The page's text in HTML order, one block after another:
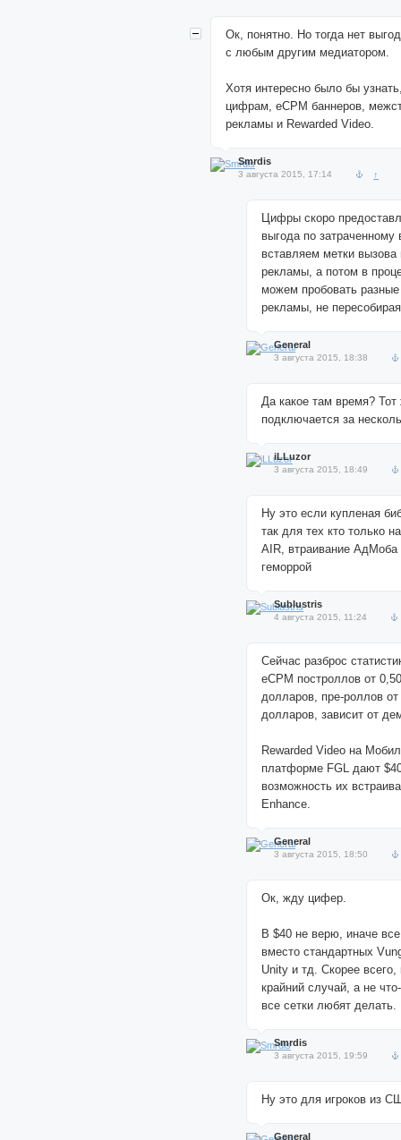
Ок, понятно. Но тогда нет
с любым другим медиатором.
Хотя интересно было бы
цифрам, eCPM баннеров,
рекламы и Rewarded Video.
Smrdis
3 августа 2015, 17:14 ↑
Цифры скоро
выгода по
вставляем метки вызова
рекламы, а потом в
можем пробовать разные
рекламы, не
General
3 августа 2015, 18:38
Да какое там время? Тот
подключается за
iLLuzor
3 августа 2015, 18:49
Ну это если купленая
так для тех кто только
AIR, втраивание
геморрой
Sublustris
4 августа 2015, 11:24
Сейчас разброс
eCPM построллов от
долларов, пре-роллов
долларов, зависит от
Rewarded Video на
платформе FGL дают
возможность их
Enhance.
General
3 августа 2015, 18:50
Ок, жду цифер.
В $40 не верю, иначе
вместо стандартных
Unity и тд. Скорее всего,
крайний случай, а не
все сетки любят делать.
Smrdis
3 августа 2015, 19:59
Ну это для игроков из
General